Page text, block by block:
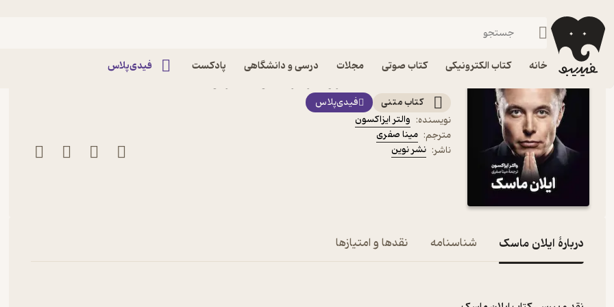
خانه کتاب الکترونیکی کتاب صوتی مجلات درسی و دانشگاهی پادکست فیدی‌پلاس
فیدیبو کتاب الکترونیکی
کتاب متنی
فیدی‌پلاس
نویسنده: والتر ایزاکسون
مترجم: مینا صفری
ناشر: نشر نوین
دربارۀ ایلان ماسک شناسنامه نقدها و امتیازها